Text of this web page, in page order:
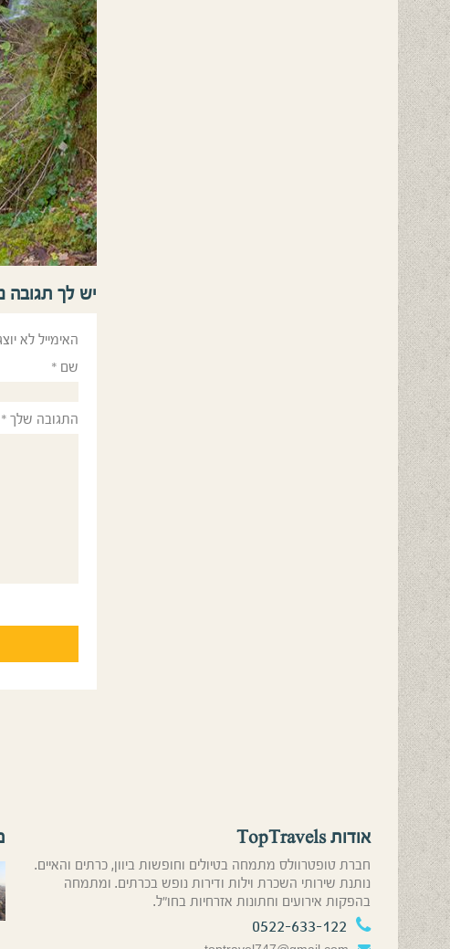
יש לך
האימייל לא
שם *
התגובה שלך *
אודות TopTravels
חברת טופטרוולס מתמחה בטיולים וחופשות ביוון, כרתים והאיים.
נותנת שירותי השכרת וילות ודירות נופש בכרתים. ומתמחה
בהפקות אירועים וחתונות אזרחיות בחו”ל.
0522-633-122